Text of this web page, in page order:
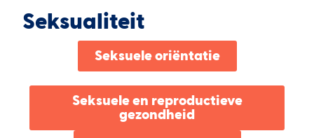
Seksualiteit
Seksuele oriëntatie
Seksuele en reproductieve
gezondheid